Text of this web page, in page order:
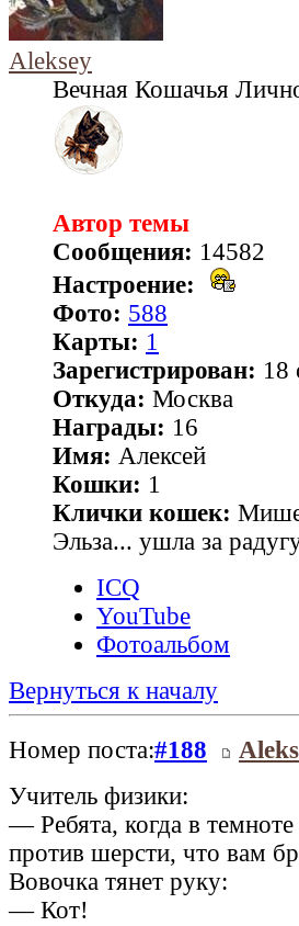
Aleksey
Вечная Кошачья
Автор темы
Сообщения: 14582
Настроение:
Фото: 588
Карты: 1
Зарегистрирован: 18
Откуда: Москва
Награды: 16
Имя: Алексей
Кошки: 1
Клички кошек:
Эльза... ушла за
ICQ
YouTube
Фотоальбом
Вернуться к началу
Номер поста:#188
Учитель физики:
— Ребята, когда в
против шерсти, что вам
Вовочка тянет руку:
— Кот!